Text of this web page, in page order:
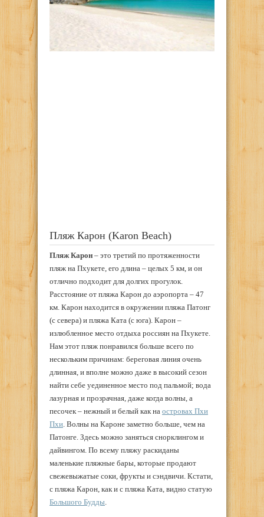
Пляж Карон (Karon Beach)
Пляж Карон – это третий по протяженности
пляж на Пхукете, его длина – целых 5 км, и он
отлично подходит для долгих прогулок.
Расстояние от пляжа Карон до аэропорта – 47
км. Карон находится в окружении пляжа Патонг
(с севера) и пляжа Ката (с юга). Карон –
излюбленное место отдыха россиян на Пхукете.
Нам этот пляж понравился больше всего по
нескольким причинам: береговая линия очень
длинная, и вполне можно даже в высокий сезон
найти себе уединенное место под пальмой; вода
лазурная и прозрачная, даже когда волны, а
песочек – нежный и белый как на островах Пхи
Пхи . Волны на Кароне заметно больше, чем на
Патонге. Здесь можно заняться снорклингом и
дайвингом. По всему пляжу раскиданы
маленькие пляжные бары, которые продают
свежевыжатые соки, фрукты и сэндвичи. Кстати,
с пляжа Карон, как и с пляжа Ката, видно статую
Большого Будды